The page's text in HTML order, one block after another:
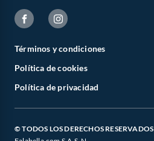
Términos y condiciones
Política de cookies
Política de privacidad
© TODOS LOS DERECHOS RESERVADOS